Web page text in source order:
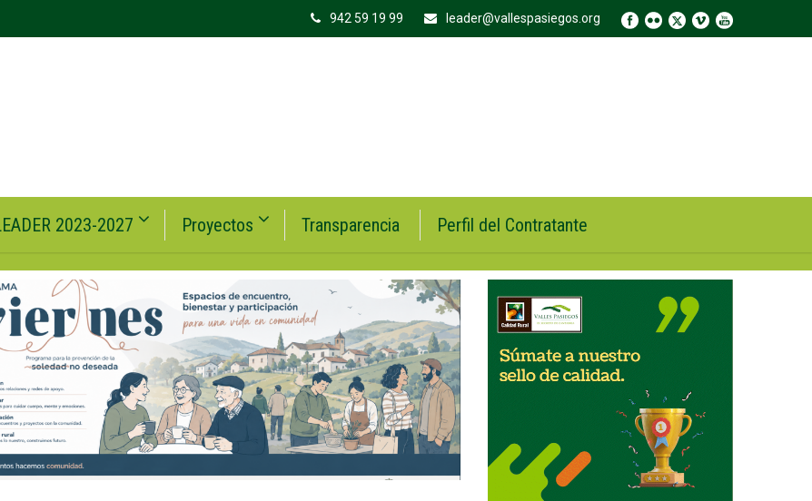
942 59 19 99 leader@vallespasiegos.org
2023-2027 Proyectos Transparencia Perfil del Contratante